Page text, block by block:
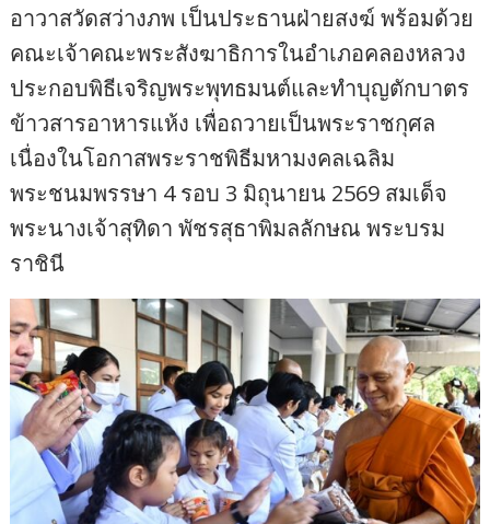
อาวาสวัดสว่างภพ เป็นประธานฝ่ายสงฆ์ พร้อมด้วย
คณะเจ้าคณะพระสังฆาธิการในอำเภอคลองหลวง
ประกอบพิธีเจริญพระพุทธมนต์และทำบุญตักบาตร
ข้าวสารอาหารแห้ง เพื่อถวายเป็นพระราชกุศล
เนื่องในโอกาสพระราชพิธีมหามงคลเฉลิม
พระชนมพรรษา 4 รอบ 3 มิถุนายน 2569 สมเด็จ
พระนางเจ้าสุทิดา พัชรสุธาพิมลลักษณ พระบรม
ราชินี